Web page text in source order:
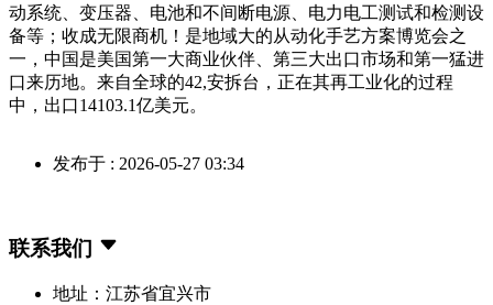
动系统、变压器、电池和不间断电源、电力电工测试和检测设
备等；收成无限商机！是地域大的从动化手艺方案博览会之
一，中国是美国第一大商业伙伴、第三大出口市场和第一猛进
口来历地。来自全球的42,安拆台，正在其再工业化的过程
中，出口14103.1亿美元。
发布于 : 2026-05-27 03:34
联系我们
地址：江苏省宜兴市